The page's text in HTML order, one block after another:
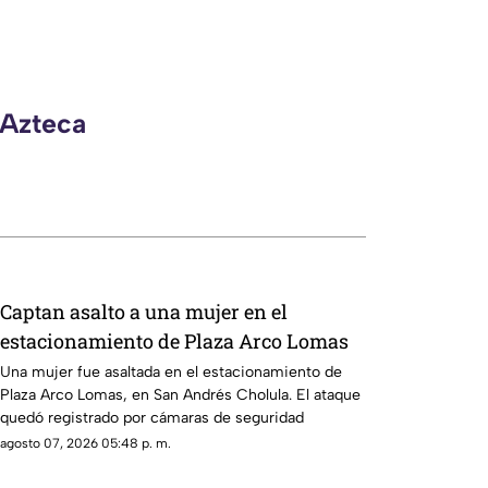
Captan asalto a una mujer en el
estacionamiento de Plaza Arco Lomas
Una mujer fue asaltada en el estacionamiento de
Plaza Arco Lomas, en San Andrés Cholula. El ataque
quedó registrado por cámaras de seguridad
agosto 07, 2026 05:48 p. m.